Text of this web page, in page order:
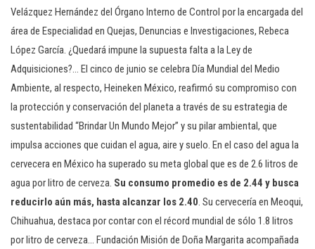
Velázquez Hernández del Órgano Interno de Control por la encargada del
área de Especialidad en Quejas, Denuncias e Investigaciones, Rebeca
López García. ¿Quedará impune la supuesta falta a la Ley de
Adquisiciones?… El cinco de junio se celebra Día Mundial del Medio
Ambiente, al respecto, Heineken México, reafirmó su compromiso con
la protección y conservación del planeta a través de su estrategia de
sustentabilidad “Brindar Un Mundo Mejor” y su pilar ambiental, que
impulsa acciones que cuidan el agua, aire y suelo. En el caso del agua la
cervecera en México ha superado su meta global que es de 2.6 litros de
agua por litro de cerveza. Su consumo promedio es de 2.44 y busca
reducirlo aún más, hasta alcanzar los 2.40. Su cervecería en Meoqui,
Chihuahua, destaca por contar con el récord mundial de sólo 1.8 litros
por litro de cerveza… Fundación Misión de Doña Margarita acompañada